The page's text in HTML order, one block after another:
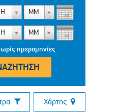
ΜΜ
ΜΜ
ημερομηνίες
Χάρτης